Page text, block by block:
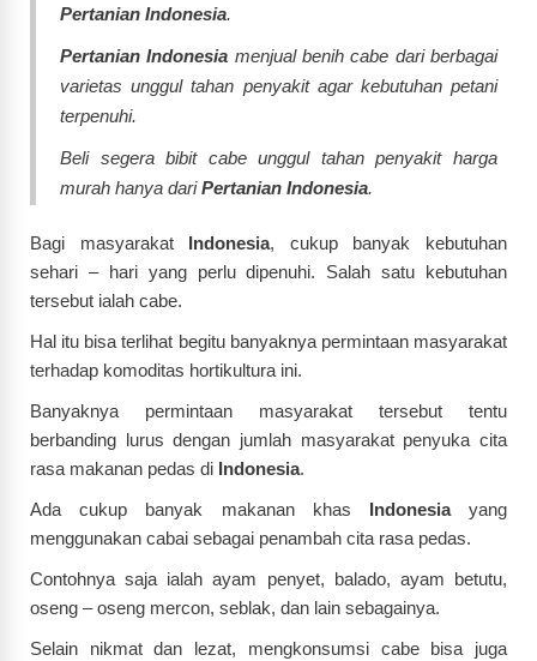
Pertanian Indonesia.
Pertanian Indonesia menjual benih cabe dari berbagai
varietas unggul tahan penyakit agar kebutuhan petani
terpenuhi.
Beli segera bibit cabe unggul tahan penyakit harga
murah hanya dariPertanian Indonesia.
Bagi masyarakat Indonesia, cukup banyak kebutuhan
sehari – hari yang perlu dipenuhi. Salah satu kebutuhan
tersebut ialah cabe.
Hal itu bisa terlihat begitu banyaknya permintaan masyarakat
terhadap komoditas hortikultura ini.
Banyaknya permintaan masyarakat tersebut tentu
berbanding lurus dengan jumlah masyarakat penyuka cita
rasa makanan pedas di Indonesia.
Ada cukup banyak makanan khas Indonesiayang
menggunakan cabai sebagai penambah cita rasa pedas.
Contohnya saja ialah ayam penyet, balado, ayam betutu,
oseng – oseng mercon, seblak, dan lain sebagainya.
Selain nikmat dan lezat, mengkonsumsi cabe bisa juga